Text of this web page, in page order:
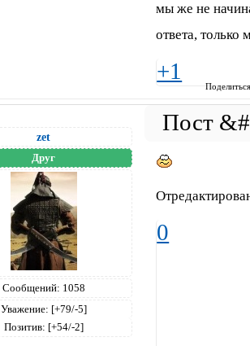
мы же не
ответа, только
+1
zet
Друг
Сообщений: 1058
Уважение: [+79/-5]
Позитив: [+54/-2]
0